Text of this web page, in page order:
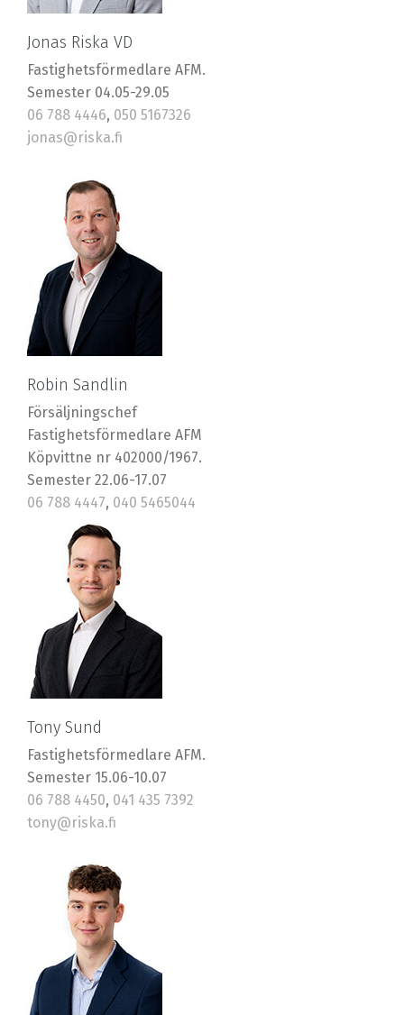
Jonas Riska VD
Fastighetsförmedlare AFM.
Semester 04.05-29.05
06 788 4446, 050 5167326
jonas@riska.fi
Robin Sandlin
Försäljningschef
Fastighetsförmedlare AFM
Köpvittne nr 402000/1967.
Semester 22.06-17.07
06 788 4447, 040 5465044
robin@riska.fi
Tony Sund
Fastighetsförmedlare AFM.
Semester 15.06-10.07
06 788 4450, 041 435 7392
tony@riska.fi